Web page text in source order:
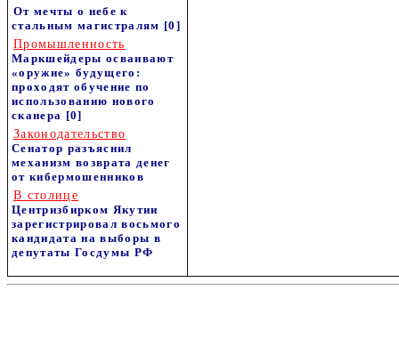
От мечты о небе к
стальным магистралям [0]
Промышленность
Маркшейдеры осваивают
«оружие» будущего:
проходят обучение по
использованию нового
сканера [0]
Законодательство
Сенатор разъяснил
механизм возврата денег
от кибермошенников
В столице
Центризбирком Якутии
зарегистрировал восьмого
кандидата на выборы в
депутаты Госдумы РФ